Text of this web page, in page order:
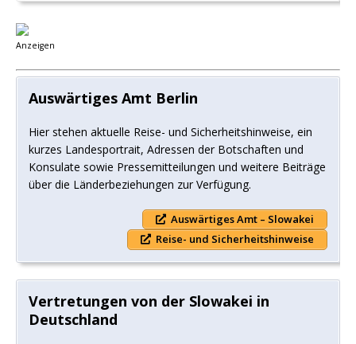
Anzeigen
Auswärtiges Amt Berlin
Hier stehen aktuelle Reise- und Sicherheitshinweise, ein
kurzes Landesportrait, Adressen der Botschaften und
Konsulate sowie Pressemitteilungen und weitere Beiträge
über die Länderbeziehungen zur Verfügung.
Auswärtiges Amt – Slowakei
Reise- und Sicherheitshinweise
Vertretungen von der Slowakei in
Deutschland